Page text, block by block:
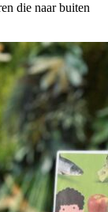
die naar buiten